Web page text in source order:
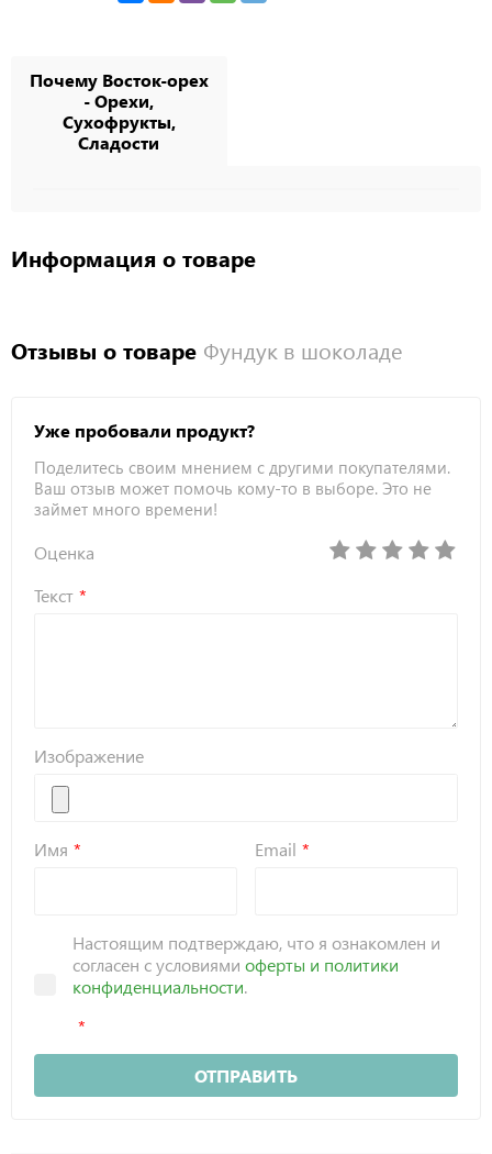
Почему Восток-орех
- Орехи,
Сухофрукты,
Сладости
Информация о товаре
Отзывы о товаре Фундук в шоколаде
Уже пробовали продукт?
Поделитесь своим мнением с другими покупателями.
Ваш отзыв может помочь кому-то в выборе. Это не
займет много времени!
Оценка
Текст
Изображение
Имя Email
Настоящим подтверждаю, что я ознакомлен и
согласен с условиями оферты и политики
конфиденциальности.
ОТПРАВИТЬ